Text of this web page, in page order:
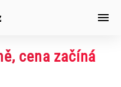
cena začíná